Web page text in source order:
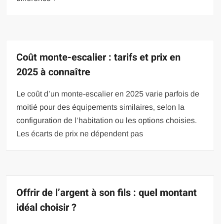
Coût monte-escalier : tarifs et prix en
2025 à connaître
Le coût d’un monte-escalier en 2025 varie parfois de
moitié pour des équipements similaires, selon la
configuration de l’habitation ou les options choisies.
Les écarts de prix ne dépendent pas
Offrir de l’argent à son fils : quel montant
idéal choisir ?